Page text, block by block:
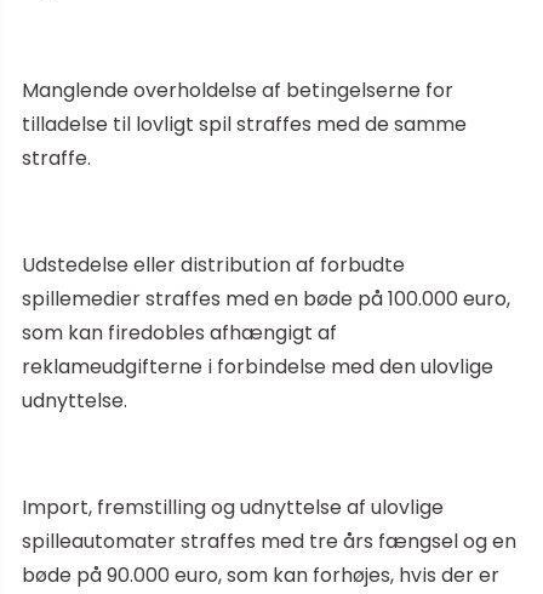
Manglende overholdelse af betingelserne for
tilladelse til lovligt spil straffes med de samme
straffe.
Udstedelse eller distribution af forbudte
spillemedier straffes med en bøde på 100.000 euro,
som kan firedobles afhængigt af
reklameudgifterne i forbindelse med den ulovlige
udnyttelse.
Import, fremstilling og udnyttelse af ulovlige
spilleautomater straffes med tre års fængsel og en
bøde på 90.000 euro, som kan forhøjes, hvis der er